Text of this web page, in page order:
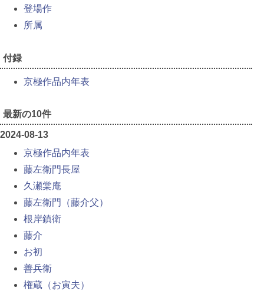
登場作
所属
付録
京極作品内年表
最新の10件
2024-08-13
京極作品内年表
藤左衛門長屋
久瀬棠庵
藤左衛門（藤介父）
根岸鎮衛
藤介
お初
善兵衛
権蔵（お寅夫）